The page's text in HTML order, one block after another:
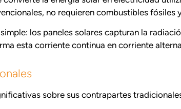
no requieren combustibles fósiles
los paneles solares capturan la
esta corriente continua en corriente
sobre sus contrapartes